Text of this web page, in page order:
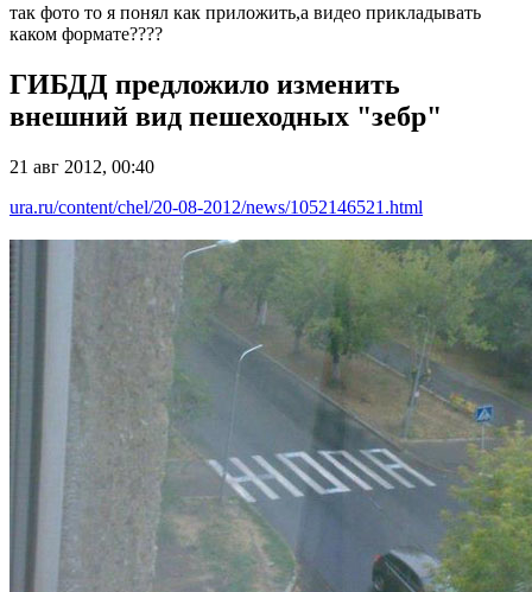
так фото то я понял как приложить,а видео прикладывать
каком формате????
ГИБДД предложило изменить
внешний вид пешеходных "зебр"
21 авг 2012, 00:40
ura.ru/content/chel/20-08-2012/news/1052146521.html